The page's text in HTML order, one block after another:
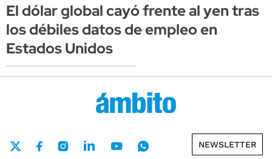
El dólar global cayó frente al yen tras
los débiles datos de empleo en
Estados Unidos
NEWSLETTER